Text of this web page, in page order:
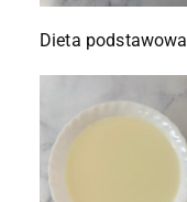
Dieta podstawowa